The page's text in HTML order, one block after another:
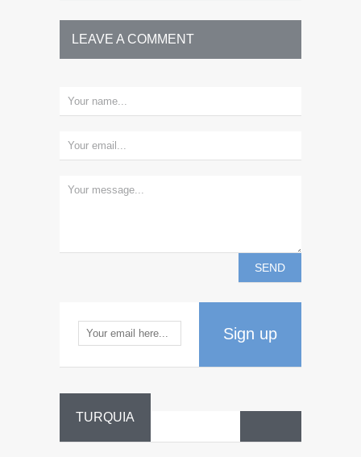
LEAVE A COMMENT
Sign up
TURQUIA